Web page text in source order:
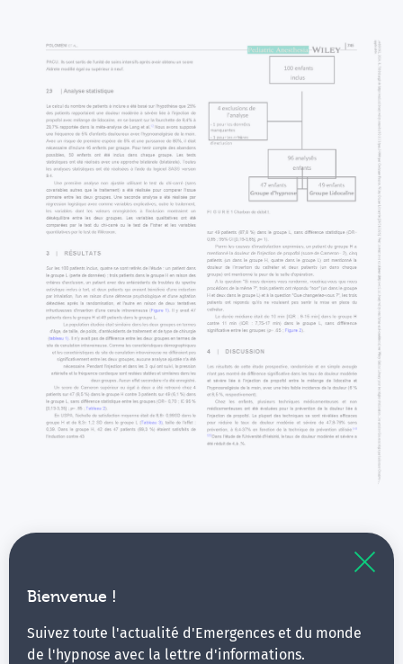
Bienvenue !
Suivez toute l'actualité d'Emergences et du monde
de l'hypnose avec la lettre d'informations.